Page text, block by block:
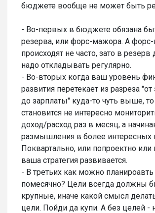
бюджете вообще не может быть
- Во-первых в бюджете обязана
резерва, или форс-мажора. А
происходят не часто, зато в резерв
надо откладывать регулярно.
- Во-вторых когда ваш уровень
развития перетекает из разреза
до зарплаты" куда-то чуть выше,
становится не интересно
доход/расход раз в месяц, а
размышления в более интересных
Поквартально, или попроектно или
ваша стратегия развивается.
- В третьих как можно
помесячно? Цели всегда должны
крупные, иначе какой смысл
цели. Пойди да купи. А без целей -